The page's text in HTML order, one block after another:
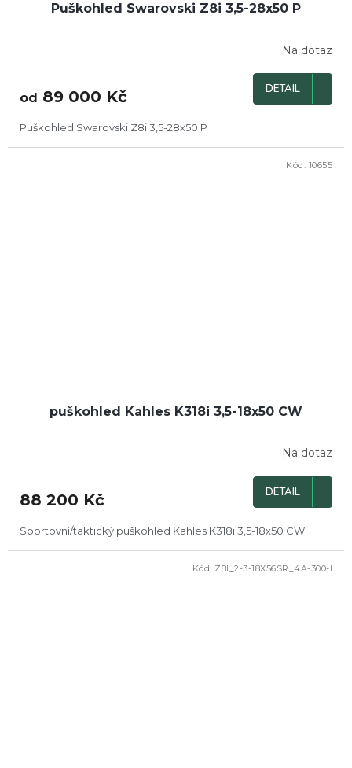
Puškohled Swarovski Z8i 3,5-28x50 P
Na dotaz
od 89 000 Kč DETAIL
Puškohled Swarovski Z8i 3,5-28x50 P
puškohled Kahles K318i 3,5-18x50 CW
Na dotaz
88 200 Kč DETAIL
Sportovní/taktický puškohled Kahles K318i 3,5-18x50 CW
Kód: 10655
Kód: Z8I_2-3-18X56SR_4A-300-I